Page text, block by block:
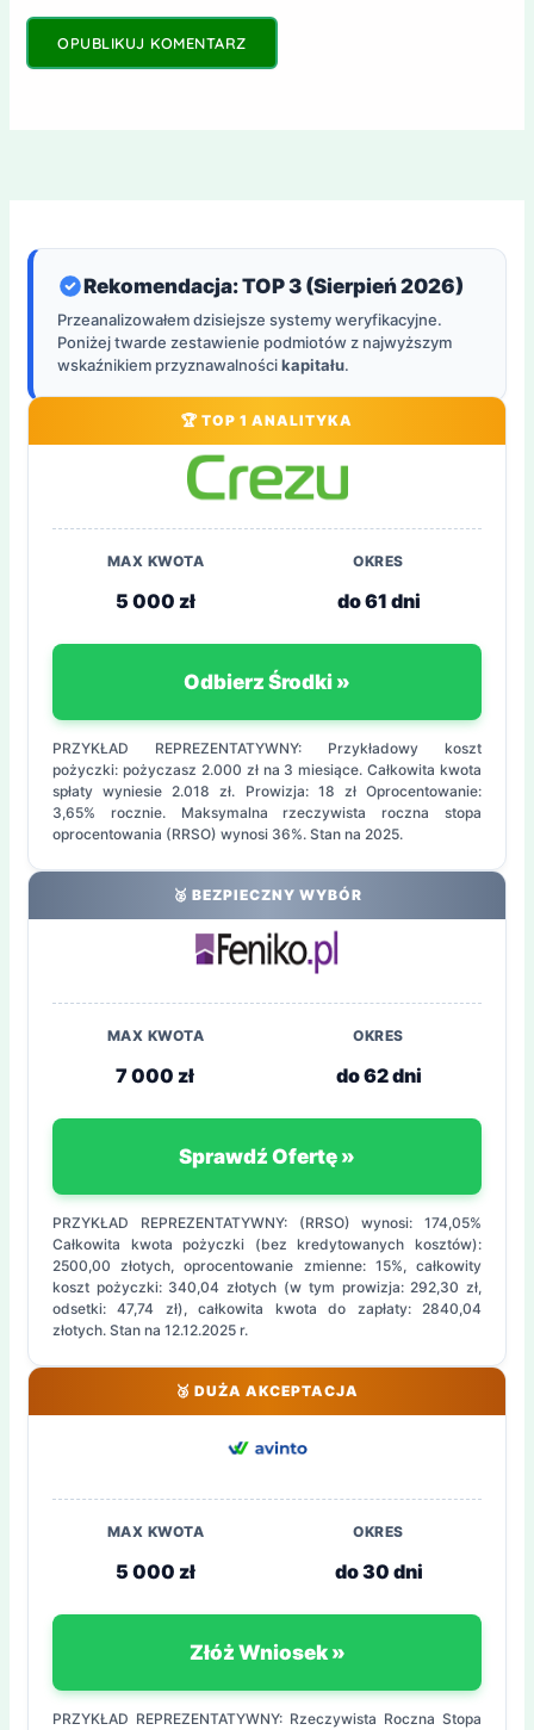
Rekomendacja: TOP 3 (Sierpień 2026)
Przeanalizowałem dzisiejsze systemy weryfikacyjne.
Poniżej twarde zestawienie podmiotów z najwyższym
wskaźnikiem przyznawalnościkapitału.
🏆 TOP 1 ANALITYKA
MAX KWOTA
5 000 zł
OKRES
do 61 dni
Odbierz Środki »
PRZYKŁAD REPREZENTATYWNY: Przykładowy koszt
pożyczki: pożyczasz 2.000 zł na 3 miesiące. Całkowita kwota
spłaty wyniesie 2.018 zł. Prowizja: 18 zł Oprocentowanie:
3,65% rocznie. Maksymalna rzeczywista roczna stopa
oprocentowania (RRSO) wynosi 36%. Stan na 2025.
🥈 BEZPIECZNY WYBÓR
MAX KWOTA
7 000 zł
OKRES
do 62 dni
Sprawdź Ofertę »
PRZYKŁAD REPREZENTATYWNY: (RRSO) wynosi: 174,05%
Całkowita kwota pożyczki (bez kredytowanych kosztów):
2500,00 złotych, oprocentowanie zmienne: 15%, całkowity
koszt pożyczki: 340,04 złotych (w tym prowizja: 292,30 zł,
odsetki: 47,74 zł), całkowita kwota do zapłaty: 2840,04
złotych. Stan na 12.12.2025 r.
🥉 DUŻA AKCEPTACJA
MAX KWOTA
5 000 zł
OKRES
do 30 dni
Złóż Wniosek »
PRZYKŁAD REPREZENTATYWNY: Rzeczywista Roczna Stopa